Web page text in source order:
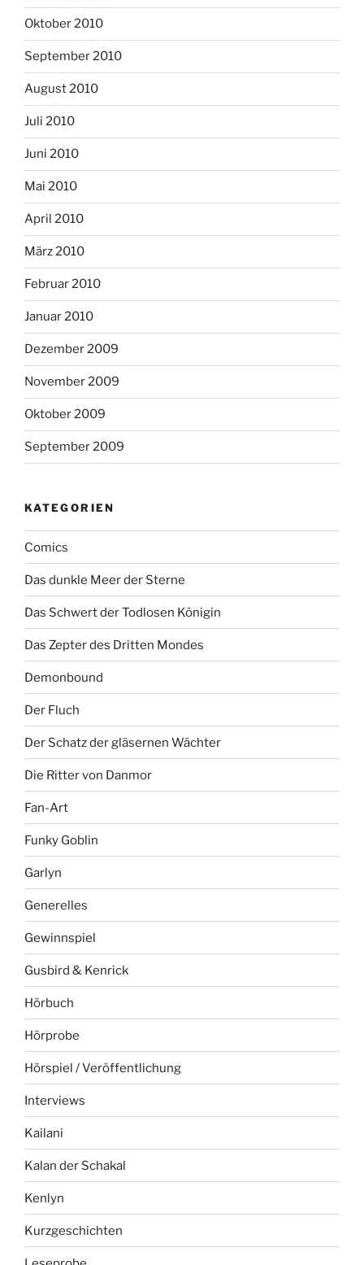
Oktober 2010
September 2010
August 2010
Juli 2010
Juni 2010
Mai 2010
April 2010
März 2010
Februar 2010
Januar 2010
Dezember 2009
November 2009
Oktober 2009
September 2009
KATEGORIEN
Comics
Das dunkle Meer der Sterne
Das Schwert der Todlosen Königin
Das Zepter des Dritten Mondes
Demonbound
Der Fluch
Der Schatz der gläsernen Wächter
Die Ritter von Danmor
Fan-Art
Funky Goblin
Garlyn
Generelles
Gewinnspiel
Gusbird & Kenrick
Hörbuch
Hörprobe
Hörspiel / Veröffentlichung
Interviews
Kailani
Kalan der Schakal
Kenlyn
Kurzgeschichten